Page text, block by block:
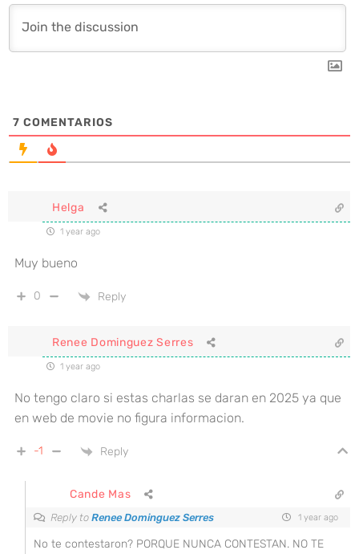
7 COMENTARIOS
Helga
1 year ago
Muy bueno
0 Reply
Renee Dominguez Serres
1 year ago
No tengo claro si estas charlas se daran en 2025 ya que
en web de movie no figura informacion.
-1 Reply
Cande Mas
Reply to Renee Dominguez Serres 1 year ago
No te contestaron? PORQUE NUNCA CONTESTAN. NO TE